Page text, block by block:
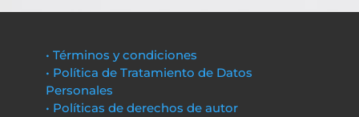
• Términos y condiciones
• Política de Tratamiento de Datos
Personales
• Políticas de derechos de autor